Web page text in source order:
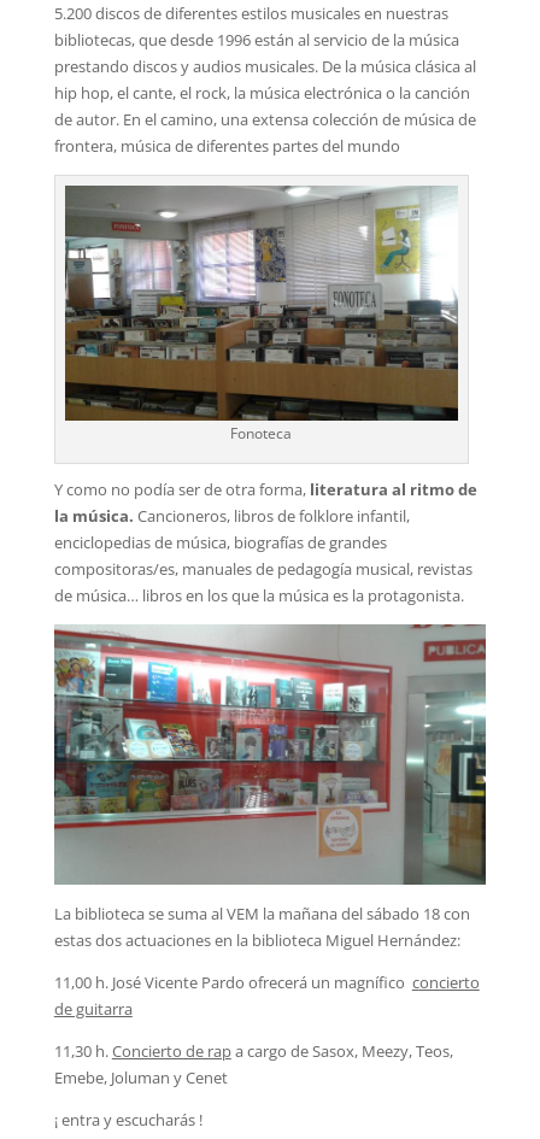
5.200 discos de diferentes estilos musicales en nuestras
bibliotecas, que desde 1996 están al servicio de la música
prestando discos y audios musicales. De la música clásica al
hip hop, el cante, el rock, la música electrónica o la canción
de autor. En el camino, una extensa colección de música de
frontera, música de diferentes partes del mundo
Fonoteca
Y como no podía ser de otra forma, literatura al ritmo de
la música. Cancioneros, libros de folklore infantil,
enciclopedias de música, biografías de grandes
compositoras/es, manuales de pedagogía musical, revistas
de música… libros en los que la música es la protagonista.
La biblioteca se suma al VEM la mañana del sábado 18 con
estas dos actuaciones en la biblioteca Miguel Hernández:
11,00 h. José Vicente Pardo ofrecerá un magnífico concierto
de guitarra
11,30 h.Concierto de rapa cargo de Sasox, Meezy, Teos,
Emebe, Joluman y Cenet
¡ entra y escucharás !